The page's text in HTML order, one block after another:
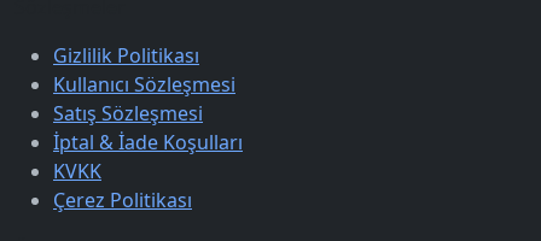
Gizlilik Politikası
Kullanıcı Sözleşmesi
Satış Sözleşmesi
İptal & İade Koşulları
KVKK
Çerez Politikası